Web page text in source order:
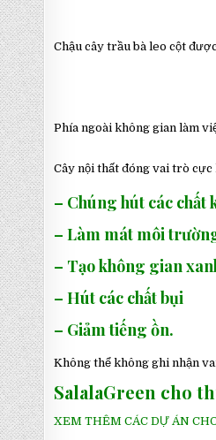
Chậu cây trầu bà leo cột
Phía ngoài không gian làm
Cây nội thất đóng vai trò
– Chúng hút các
– Làm mát môi
– Tạo không gian
– Hút các chất bụi
– Giảm tiếng ồn.
Không thể không ghi nhận
SalalaGreen cho
XEM THÊM CÁC DỰ ÁN